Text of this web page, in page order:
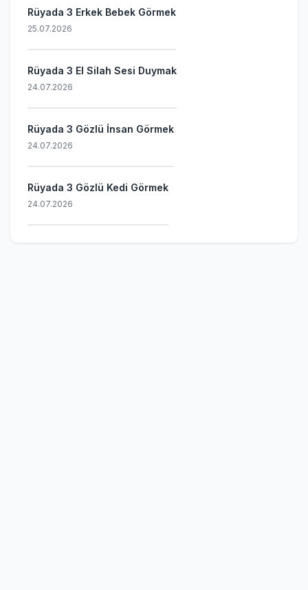
Rüyada 3 Erkek Bebek Görmek
25.07.2026
Rüyada 3 El Silah Sesi Duymak
24.07.2026
Rüyada 3 Gözlü İnsan Görmek
24.07.2026
Rüyada 3 Gözlü Kedi Görmek
24.07.2026